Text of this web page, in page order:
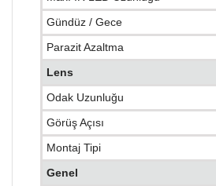
Gündüz / Gece
Parazit Azaltma
Lens
Odak Uzunluğu
Görüş Açısı
Montaj Tipi
Genel